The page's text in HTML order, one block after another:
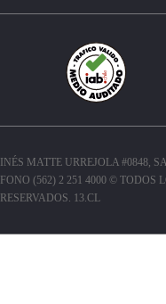
INÉS MATTE URREJOLA #0848,
FONO (562) 2 251 4000 © TODOS
RESERVADOS. 13.CL